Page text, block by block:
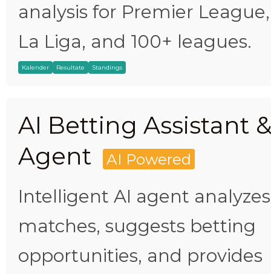
analysis for Premier League,
La Liga, and 100+ leagues.
Kalender Resultate Standings
AI Betting Assistant
Agent
AI Powered
Intelligent AI agent analyzes
matches, suggests betting
opportunities, and provides